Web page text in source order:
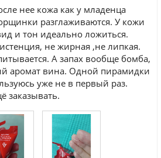
нее кожа как у младенца
разглаживаются. У кожи
и тон идеально ложиться.
не жирная ,не липкая.
А запах вообще бомба,
аромат вина. Одной пирамидки
уже не в первый раз.
заказывать.